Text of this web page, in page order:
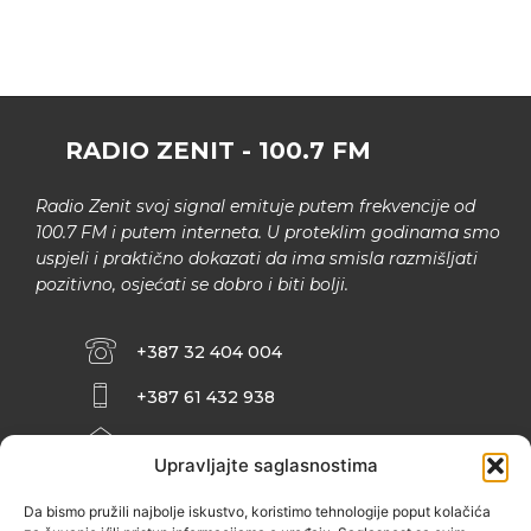
Upravljajte saglasnostima
Da bismo pružili najbolje iskustvo, koristimo tehnologije poput kolačića
RADIO ZENIT - 100.7 FM
Radio Zenit svoj signal emituje putem frekvencije od
100.7 FM i putem interneta. U proteklim godinama smo
uspjeli i praktično dokazati da ima smisla razmišljati
pozitivno, osjećati se dobro i biti bolji.
+387 32 404 004
+387 61 432 938
INFO@ZENIT.BA
ZENIČANKA, 3. SPRAT), 72000 ZENICA